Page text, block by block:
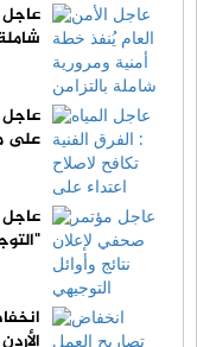
عاجل
عاجل
على
عاجل